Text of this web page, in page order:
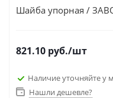
Шайба упорная /
821.10 руб./шт
Наличие уточняйте у
Нашли дешевле?